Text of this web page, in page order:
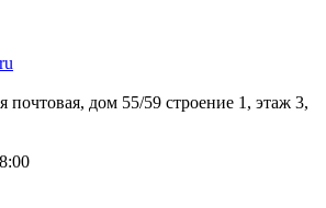
почтовая, дом 55/59 строение 1, этаж 3,